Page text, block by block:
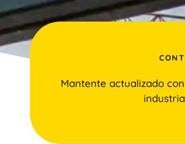
Mantente actualizado